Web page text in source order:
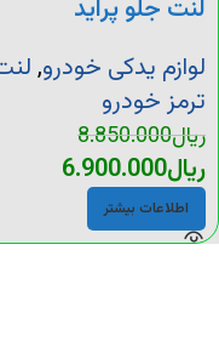
لنت جلو پراید
لوازم یدکی خودرو,
ترمز خودرو
ریال8.850.000
ریال6.900.000
اطلاعات بیشتر